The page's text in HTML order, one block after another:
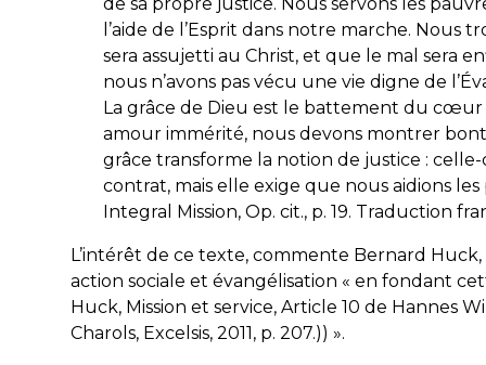
l’aide de l’Esprit dans notre marche.
sera assujetti au Christ, et que le mal sera
nous n’avons pas vécu une vie digne de
La grâce de Dieu est le battement du cœur
amour immérité, nous devons montrer
grâce transforme la notion de justice :
contrat, mais elle exige que nous aidions
Integral Mission, Op. cit., p. 19. Traduction
L’intérêt de ce texte, commente Bernard Huck,
action sociale et évangélisation « en fondant
Huck, Mission et service, Article 10 de Hannes
Charols, Excelsis, 2011, p. 207.)) ».